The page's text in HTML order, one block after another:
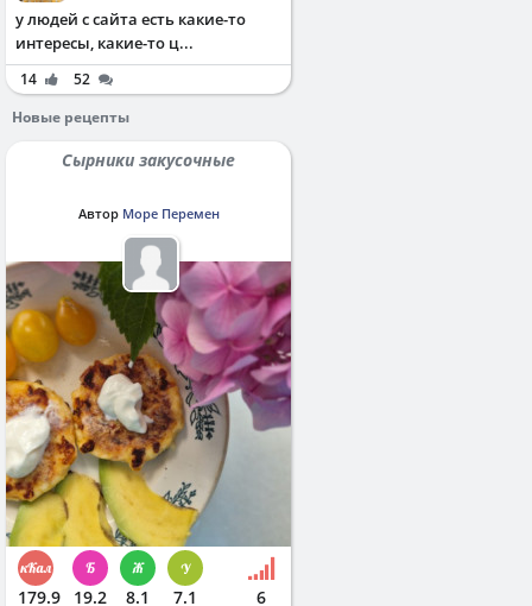
у людей с сайта есть какие-то
интересы, какие-то ц...
14
52
Новые рецепты
Сырники закусочные
Автор Море Перемен
179.9 19.2 8.1 7.1 6